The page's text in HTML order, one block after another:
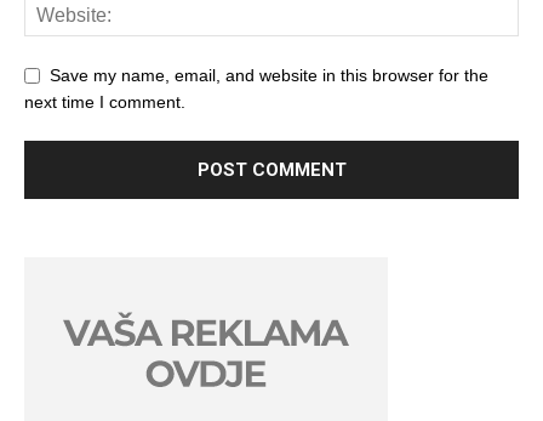
Save my name, email, and website in this browser for the
next time I comment.